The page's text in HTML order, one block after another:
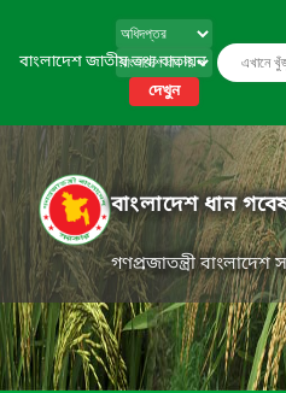
বাংলাদেশ জাতীয় তথ্য বাতায়ন
দেখুন
বাংলাদেশ ধান
গণপ্রজাতন্ত্রী বাংলাদেশ